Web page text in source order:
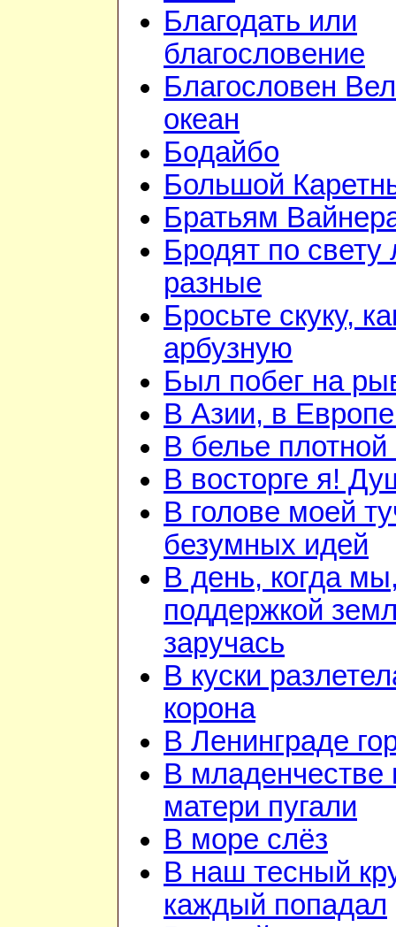
Благодать или
благословение
Благословен
океан
Бодайбо
Большой
Братьям
Бродят по свету
разные
Бросьте скуку,
арбузную
Был побег на
В Азии, в
В белье плотной
В восторге я!
В голове моей
безумных идей
В день, когда
поддержкой
заручась
В куски
корона
В Ленинграде
В младенчестве
матери пугали
В море слёз
В наш тесный
каждый попадал